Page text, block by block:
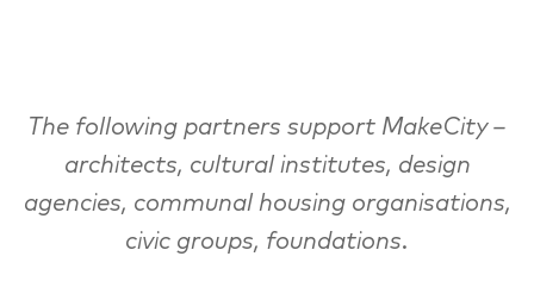
The following partners support MakeCity –
architects, cultural institutes, design
agencies, communal housing organisations,
civic groups, foundations.